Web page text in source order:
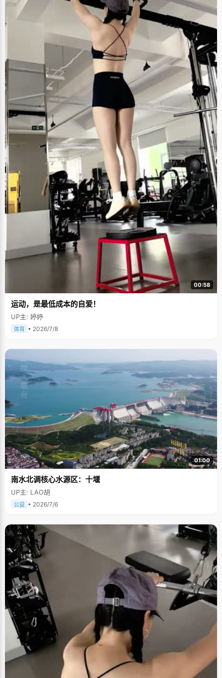
00:58
运动，是最低成本的自爱！
UP主: 婷婷
体育 • 2026/7/8
01:00
南水北调核心水源区：十堰
UP主: LAO胡
公益 • 2026/7/6